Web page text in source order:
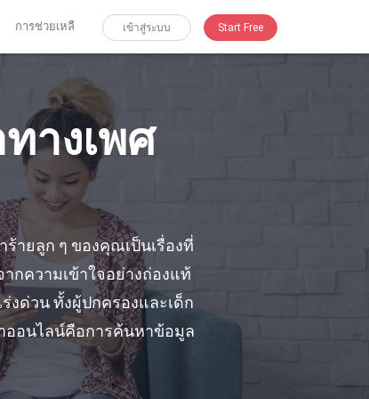
การช่วยเหลื เข้าสู่ระบบ Start Free
างเพศ
ายลูก ๆ ของคุณเป็นเรื่องที่
กความเข้าใจอย่างถ่องแท้
งด่วน ทั้งผู้ปกครองและเด็ก
ออนไลน์คือการค้นหาข้อมูล